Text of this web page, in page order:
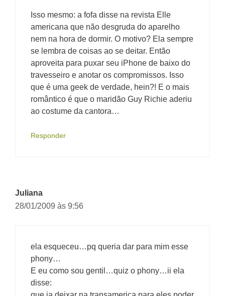
Isso mesmo: a fofa disse na revista Elle
americana que não desgruda do aparelho
nem na hora de dormir. O motivo? Ela sempre
se lembra de coisas ao se deitar. Então
aproveita para puxar seu iPhone de baixo do
travesseiro e anotar os compromissos. Isso
que é uma geek de verdade, hein?! E o mais
romântico é que o maridão Guy Richie aderiu
ao costume da cantora…
Responder
Juliana
28/01/2009 às 9:56
ela esqueceu…pq queria dar para mim esse
phony…
E eu como sou gentil…quiz o phony…ii ela
disse: